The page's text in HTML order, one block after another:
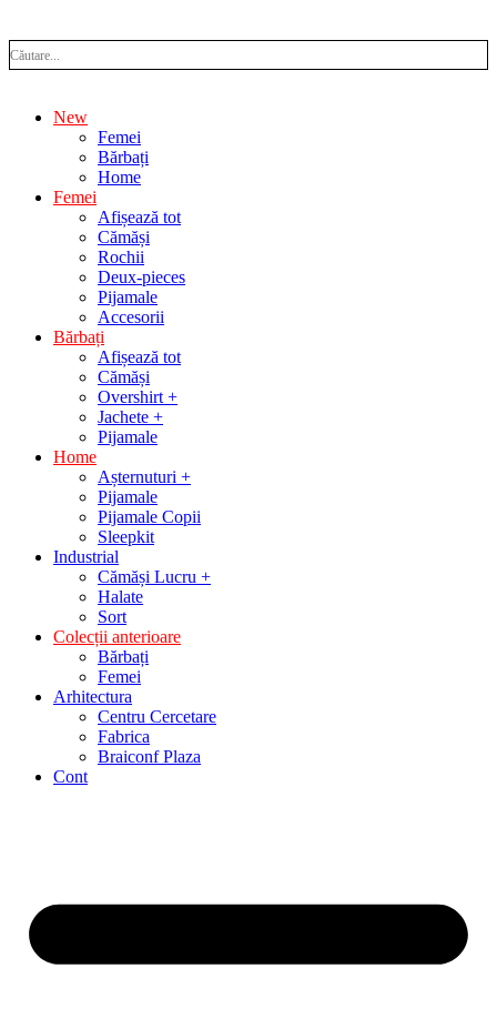
New
Femei
Bărbați
Home
Femei
Afișează tot
Cămăși
Rochii
Deux-pieces
Pijamale
Accesorii
Bărbați
Afișează tot
Cămăși
Overshirt +
Jachete +
Pijamale
Home
Așternuturi +
Pijamale
Pijamale Copii
Sleepkit
Industrial
Cămăși Lucru +
Halate
Sort
Colecții anterioare
Bărbați
Femei
Arhitectura
Centru Cercetare
Fabrica
Braiconf Plaza
Cont